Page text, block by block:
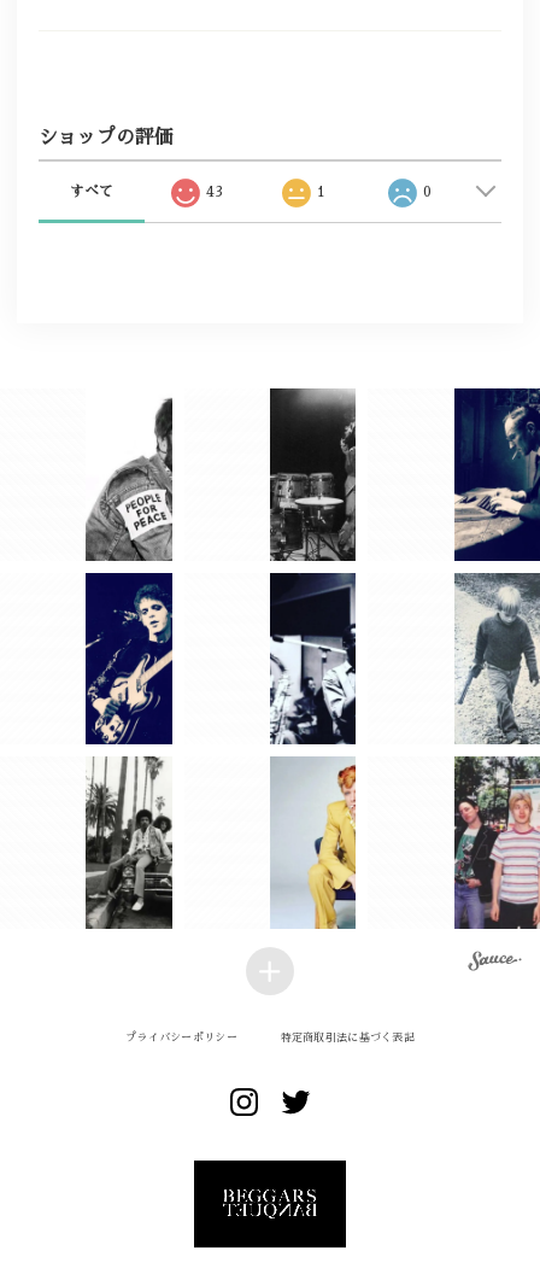
ショップの評価
すべて 43 1 0
プライバシーポリシー 特定商取引法に基づく表記